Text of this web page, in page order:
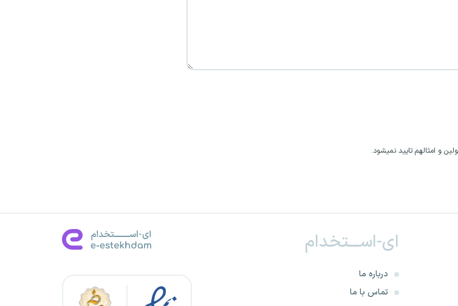
و امثالهم تایید نمیشود.
ای-اســـتخدام
درباره ما
تماس با ما